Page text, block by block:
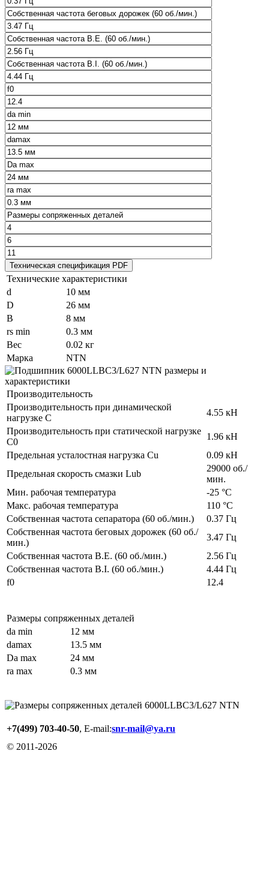
Технические характеристики
d
10 мм
D
26 мм
B
8 мм
rs min
0.3 мм
Вес
0.02 кг
Марка
NTN
Производительность
Производительность при динамической
нагрузке C
4.55 кН
Производительность при статической нагрузке
C0
1.96 кН
Предельная усталостная нагрузка Cu
0.09 кН
Предельная скорость смазки Lub
29000 об./
мин.
Мин. рабочая температура
-25 °C
Макс. рабочая температура
110 °C
Собственная частота сепаратора (60 об./мин.)
0.37 Гц
Собственная частота беговых дорожек (60 об./
мин.)
3.47 Гц
Собственная частота B.E. (60 об./мин.)
2.56 Гц
Собственная частота B.I. (60 об./мин.)
4.44 Гц
f0
12.4
Размеры сопряженных деталей
da min
12 мм
damax
13.5 мм
Da max
24 мм
ra max
0.3 мм
+7(499) 703-40-50, E-mail:snr-mail@ya.ru
© 2011-2026